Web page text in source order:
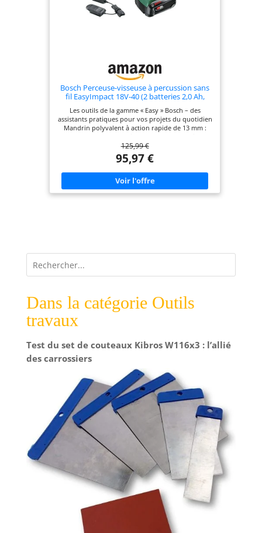
Bosch Perceuse-visseuse à percussion sans
fil EasyImpact 18V-40 (2 batteries 2,0 Ah,
Les outils de la gamme « Easy » Bosch – des
assistants pratiques pour vos projets du quotidien
Mandrin polyvalent à action rapide de 13 mm :
Engrenage 2 vitesses et 20 positions de
présélection de couple : pour une puissance et
une vitesse optimales adaptées à chaque
utilisation POWER FOR ALL ALLIANCE: 1 BATTERIE, ​
10+ MARQUES, ​150+ OUTILS Fourni avec :
EasyImpact 18V-40, 2 batteries 2,0 Ah, chargeur AL
18V-20, coffret de transport
125,99 €
95,97 €
Dans la catégorie Outils
travaux
Test du set de couteaux Kibros W116x3 : l’allié
des carrossiers